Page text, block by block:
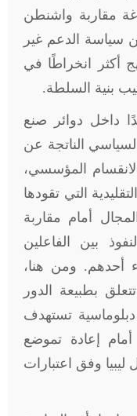
مقاربة واشنطن
سياسة الدعم غير
أكثر انخراطًا في
بنية السلطة.
داخل دوائر صنع
الناتجة عن
المؤسسي،
التي تقودها
أمام مقاربة
بين الفاعلين
أحدهم. ومن هنا،
بطبيعة الدور
تستهدف
إعادة تموضع
ليبيا وفق اعتبارات